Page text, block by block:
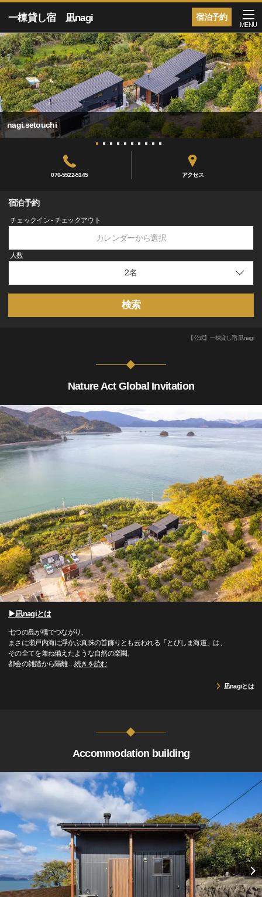
宿泊予約
一棟貸し宿 凪nagi
MENU
nagi.setouchi
070-5522-5145 アクセス
宿泊予約
チェックイン - チェックアウト
カレンダーから選択
人数
検索
【公式】一棟貸し宿 凪nagi
Nature Act Global Invitation
▶凪nagiとは
七つの島が橋でつながり、
まさに瀬戸内海に浮かぶ真珠の首飾りとも云われる「とびしま海道」は、
その全てを兼ね備えたような自然の楽園。
都会の雑踏から隔離…続きを読む
凪nagiとは
Accommodation building